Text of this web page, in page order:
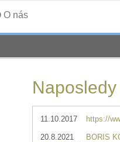
O nás
11.10.2017 https://
20.8.2021
BORIS